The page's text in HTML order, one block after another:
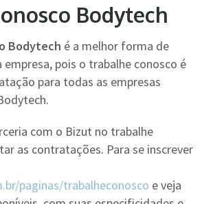
Bodytech
Bodytech é a melhor forma de
empresa, pois o trabalhe conosco é
para todas as empresas
com o Bizut no trabalhe
as contratações. Para se inscrever
paginas/trabalheconosco e veja